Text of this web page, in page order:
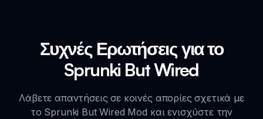
Συχνές Ερωτήσεις για το
Sprunki But Wired
Λάβετε απαντήσεις σε κοινές απορίες σχετικά με
το Sprunki But Wired Mod και ενισχύστε την